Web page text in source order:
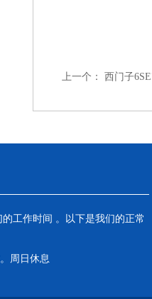
上一个： 西门子
工作时间 。以下是我们的正常
周日休息